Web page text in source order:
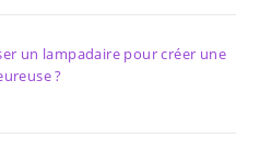
un lampadaire pour créer une
?